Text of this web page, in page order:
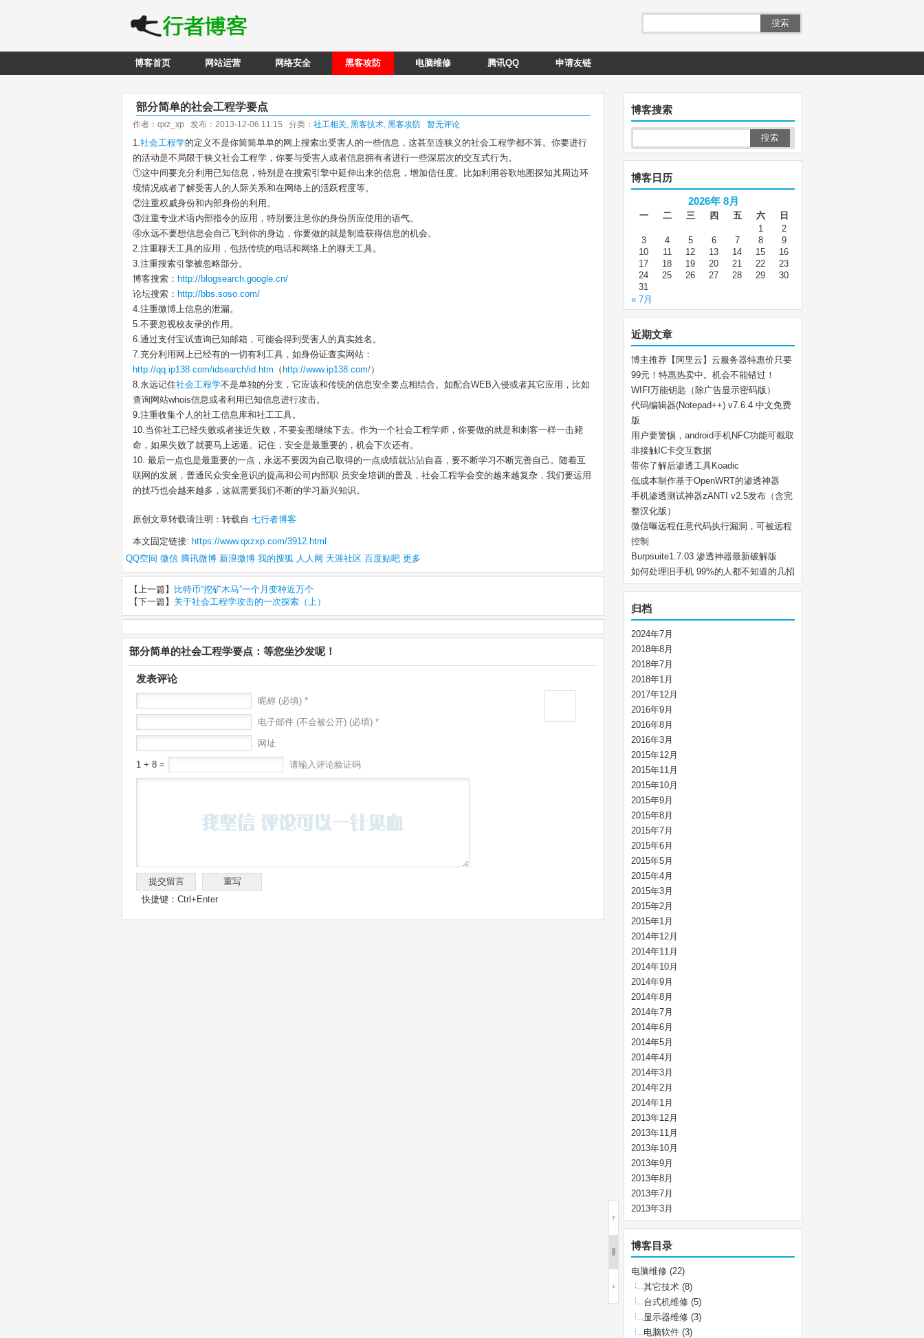
搜索
博客首页 网站运营 网络安全 黑客攻防 电脑维修 腾讯QQ 申请友链
部分简单的社会工程学要点
作者：qxz_xp 发布：2013-12-06 11:15 分类： 社工相关, 黑客技术, 黑客攻防 暂无评论
1.社会工程学的定义不是你简简单单的网上搜索出受害人的一些信息，这甚至连狭义的社会工程学都不算。你要进行
的活动是不局限于狭义社会工程学，你要与受害人或者信息拥有者进行一些深层次的交互式行为。
①这中间要充分利用已知信息，特别是在搜索引擎中延伸出来的信息，增加信任度。比如利用谷歌地图探知其周边环
境情况或者了解受害人的人际关系和在网络上的活跃程度等。
②注重权威身份和内部身份的利用。
③注重专业术语内部指令的应用，特别要注意你的身份所应使用的语气。
④永远不要想信息会自己飞到你的身边，你要做的就是制造获得信息的机会。
2.注重聊天工具的应用，包括传统的电话和网络上的聊天工具。
3.注重搜索引擎被忽略部分。
博客搜索： http://blogsearch.google.cn/
论坛搜索： http://bbs.soso.com/
4.注重微博上信息的泄漏。
5.不要忽视校友录的作用。
6.通过支付宝试查询已知邮箱，可能会得到受害人的真实姓名。
7.充分利用网上已经有的一切有利工具，如身份证查实网站：
http://qq.ip138.com/idsearch/id.htm （ http://www.ip138.com/）
8.永远记住社会工程学不是单独的分支，它应该和传统的信息安全要点相结合。如配合WEB入侵或者其它应用，比如
查询网站whois信息或者利用已知信息进行攻击。
9.注重收集个人的社工信息库和社工工具。
10.当你社工已经失败或者接近失败，不要妄图继续下去。作为一个社会工程学师，你要做的就是和刺客一样一击毙
命，如果失败了就要马上远遁。记住，安全是最重要的，机会下次还有。
10. 最后一点也是最重要的一点，永远不要因为自己取得的一点成绩就沾沾自喜，要不断学习不断完善自己。随着互
联网的发展，普通民众安全意识的提高和公司内部职 员安全培训的普及，社会工程学会变的越来越复杂，我们要运用
的技巧也会越来越多，这就需要我们不断的学习新兴知识。
原创文章转载请注明：转载自 七行者博客
本文固定链接: https://www.qxzxp.com/3912.html
QQ空间 微信 腾讯微博 新浪微博 我的搜狐 人人网 天涯社区 百度贴吧 更多
【上一篇】
比特币“挖矿木马”一个月变种近万个
【下一篇】 关于社会工程学攻击的一次探索（上）
部分简单的社会工程学要点：等您坐沙发呢！
发表评论
昵称 (必填) *
电子邮件 (不会被公开) (必填) *
网址
1 + 8 = 请输入评论验证码
快捷键：Ctrl+Enter
博客搜索
博客日历
2026年 8月
一 二 三 四 五 六
日
1
2
3
4 5 6 7 8
9
10
11 12 13 14 15
16
17
18 19 20 21 22
23
24
25 26 27 28 29
30
31
« 7月
近期文章
博主推荐【阿里云】云服务器特惠价只要
99元！特惠热卖中。机会不能错过！
WIFI万能钥匙（除广告显示密码版）
代码编辑器(Notepad++) v7.6.4 中文免费
版
用户要警惕，android手机NFC功能可截取
非接触IC卡交互数据
带你了解后渗透工具Koadic
低成本制作基于OpenWRT的渗透神器
手机渗透测试神器zANTI v2.5发布（含完
整汉化版）
微信曝远程任意代码执行漏洞，可被远程
控制
Burpsuite1.7.03 渗透神器最新破解版
如何处理旧手机 99%的人都不知道的几招
归档
2024年7月
2018年8月
2018年7月
2018年1月
2017年12月
2016年9月
2016年8月
2016年3月
2015年12月
2015年11月
2015年10月
2015年9月
2015年8月
2015年7月
2015年6月
2015年5月
2015年4月
2015年3月
2015年2月
2015年1月
2014年12月
2014年11月
2014年10月
2014年9月
2014年8月
2014年7月
2014年6月
2014年5月
2014年4月
2014年3月
2014年2月
2014年1月
2013年12月
2013年11月
2013年10月
2013年9月
2013年8月
2013年7月
2013年3月
博客目录
电脑维修 (22)
其它技术 (8)
台式机维修 (5)
显示器维修 (3)
电脑软件 (3)